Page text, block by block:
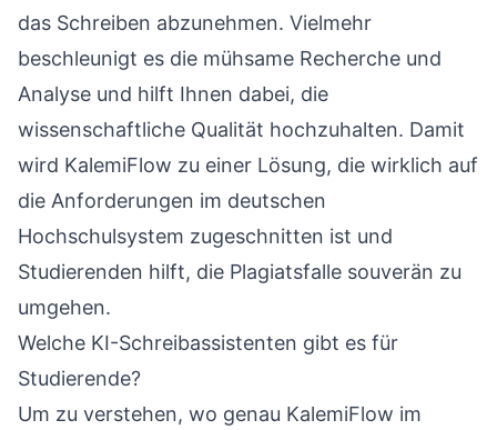
das Schreiben abzunehmen. Vielmehr
beschleunigt es die mühsame Recherche und
Analyse und hilft Ihnen dabei, die
wissenschaftliche Qualität hochzuhalten. Damit
wird KalemiFlow zu einer Lösung, die wirklich auf
die Anforderungen im deutschen
Hochschulsystem zugeschnitten ist und
Studierenden hilft, die Plagiatsfalle souverän zu
umgehen.
Welche KI-Schreibassistenten gibt es für
Studierende?
Um zu verstehen, wo genau KalemiFlow im